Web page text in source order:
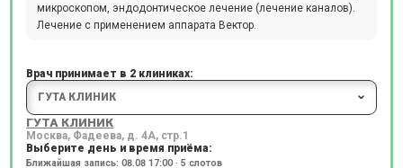
микроскопом, эндодонтическое лечение (лечение каналов).
Лечение с применением аппарата Вектор.
Врач принимает в 2 клиниках:
ГУТА КЛИНИК
Москва, Фадеева, д. 4А, стр.1
Выберите день и время приёма:
Ближайшая запись: 08.08 17:00 · 5 слотов